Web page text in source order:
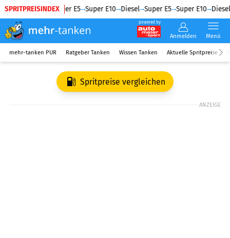
SPRITPREISINDEX
Diesel Super E5 Super E10 Diesel Super E5 Super E10 Diesel
powered by
Anmelden Menü
mehr-tanken PUR Ratgeber Tanken Wissen Tanken Aktuelle Spritpreise
Spritpreise vergleichen
ANZEIGE